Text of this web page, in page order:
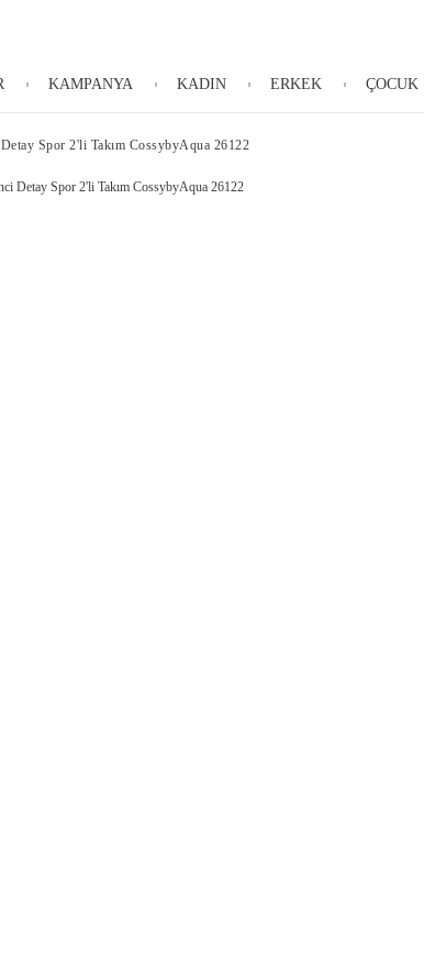
KAMPANYA KADIN ERKEK ÇOCUK
Spor 2'li Takım CossybyAqua 26122